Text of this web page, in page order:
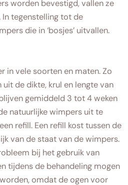
worden bevestigd, vallen ze
tegenstelling tot de
die in ‘bosjes’ uitvallen.
in vele soorten en maten. Zo
uit de dikte, krul en lengte van
gemiddeld 3 tot 4 weken
natuurlijke wimpers uit te
refill. Een refill kost tussen de
van de staat van de wimpers.
bij het gebruik van
tijdens de behandeling mogen
omdat de ogen voor